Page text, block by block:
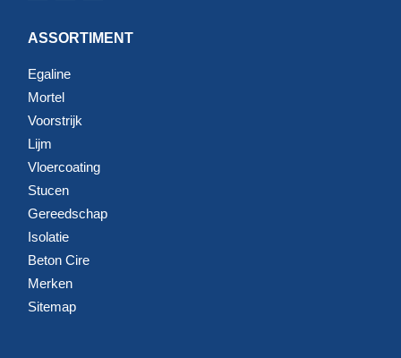
ASSORTIMENT
Egaline
Mortel
Voorstrijk
Lijm
Vloercoating
Stucen
Gereedschap
Isolatie
Beton Cire
Merken
Sitemap